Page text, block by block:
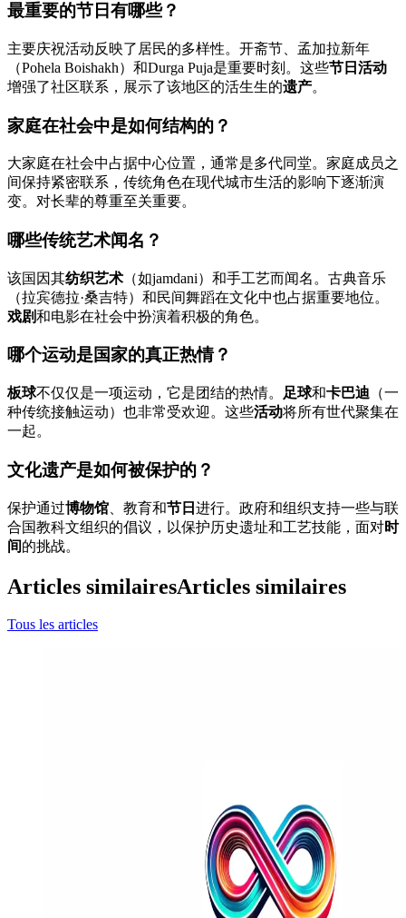
最重要的节日有哪些？
主要庆祝活动反映了居民的多样性。开斋节、孟加拉新年
（Pohela Boishakh）和Durga Puja是重要时刻。这些节日活动
增强了社区联系，展示了该地区的活生生的遗产。
家庭在社会中是如何结构的？
大家庭在社会中占据中心位置，通常是多代同堂。家庭成员之
间保持紧密联系，传统角色在现代城市生活的影响下逐渐演
变。对长辈的尊重至关重要。
哪些传统艺术闻名？
该国因其纺织艺术 （如jamdani）和手工艺而闻名。古典音乐
（拉宾德拉·桑吉特）和民间舞蹈在文化中也占据重要地位。
戏剧和电影在社会中扮演着积极的角色。
哪个运动是国家的真正热情？
板球不仅仅是一项运动，它是团结的热情。 足球和卡巴迪 （一
种传统接触运动）也非常受欢迎。这些活动将所有世代聚集在
一起。
文化遗产是如何被保护的？
保护通过博物馆 、教育和节日 进行。政府和组织支持一些与联
合国教科文组织的倡议，以保护历史遗址和工艺技能，面对时
间的挑战。
Articles similairesArticles similaires
Tous les articles